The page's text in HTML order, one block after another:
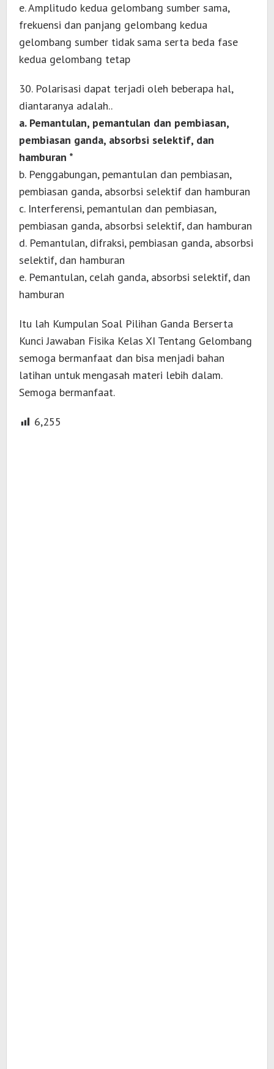
e. Amplitudo kedua gelombang sumber sama,
frekuensi dan panjang gelombang kedua
gelombang sumber tidak sama serta beda fase
kedua gelombang tetap
30. Polarisasi dapat terjadi oleh beberapa hal,
diantaranya adalah..
a. Pemantulan, pemantulan dan pembiasan,
pembiasan ganda, absorbsi selektif, dan
hamburan *
b. Penggabungan, pemantulan dan pembiasan,
pembiasan ganda, absorbsi selektif dan hamburan
c. Interferensi, pemantulan dan pembiasan,
pembiasan ganda, absorbsi selektif, dan hamburan
d. Pemantulan, difraksi, pembiasan ganda, absorbsi
selektif, dan hamburan
e. Pemantulan, celah ganda, absorbsi selektif, dan
hamburan
Itu lah Kumpulan Soal Pilihan Ganda Berserta
Kunci Jawaban Fisika Kelas XI Tentang Gelombang
semoga bermanfaat dan bisa menjadi bahan
latihan untuk mengasah materi lebih dalam.
Semoga bermanfaat.
6,255